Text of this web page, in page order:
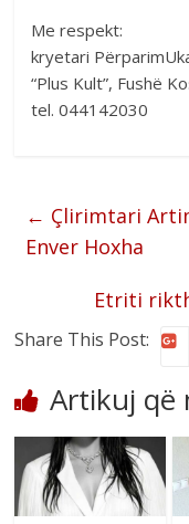
Me respekt:
kryetari
“Plus Kult”, Fushë
tel. 044142030
← Çlirimtari
Enver Hoxha
Etriti
Share This Post:
Artikuj që